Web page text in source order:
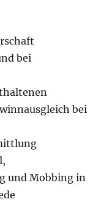
bei
bei
und Mobbing in